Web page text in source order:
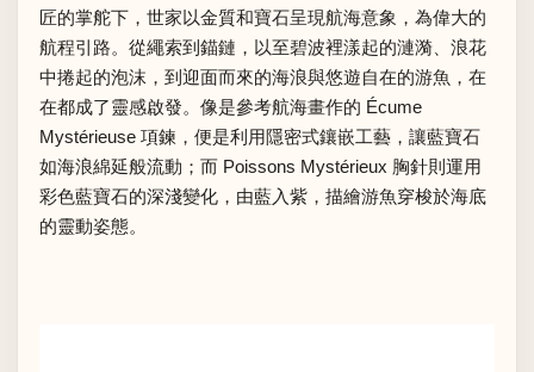
匠的掌舵下，世家以金質和寶石呈現航海意象，為偉大的
航程引路。從繩索到錨鏈，以至碧波裡漾起的漣漪、浪花
中捲起的泡沫，到迎面而來的海浪與悠遊自在的游魚，在
在都成了靈感啟發。像是參考航海畫作的 Écume
Mystérieuse 項鍊，便是利用隱密式鑲嵌工藝，讓藍寶石
如海浪綿延般流動；而 Poissons Mystérieux 胸針則運用
彩色藍寶石的深淺變化，由藍入紫，描繪游魚穿梭於海底
的靈動姿態。